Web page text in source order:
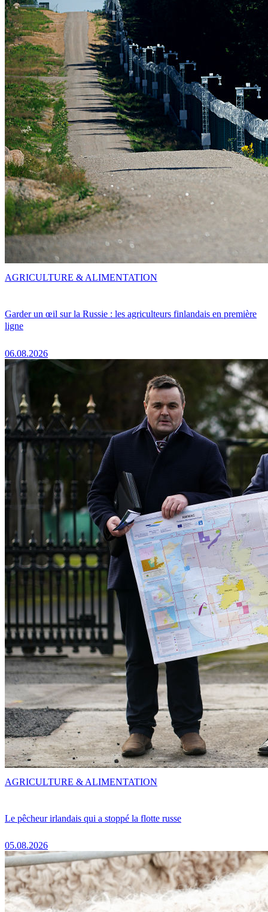
Garder un œil sur la Russie : les agriculteurs finlandais en première
ligne
06.08.2026
AGRICULTURE & ALIMENTATION
Le pêcheur irlandais qui a stoppé la flotte russe
05.08.2026
AGRICULTURE & ALIMENTATION